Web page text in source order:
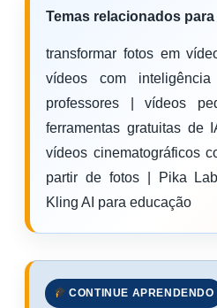
Temas relacionados
transformar fotos em
vídeos com
professores | vídeos
ferramentas gratuitas de
vídeos cinematográficos
partir de fotos | Pika
Kling AI para educação
CONTINUE APRENDENDO